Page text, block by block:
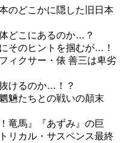
のどこかに隠した旧日本
どこにあるのか…？
そのヒントを掴むが…！
ィクサー・俵 善三は卑劣
けるのか…！？
魎たちとの戦いの顛末
竜馬』『あずみ』の巨
リカル・サスペンス最終